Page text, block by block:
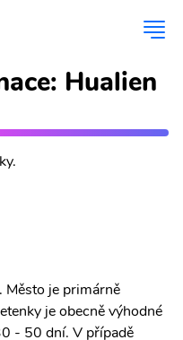
Hualien
Město je primárně
je obecně výhodné
- 50 dní. V případě